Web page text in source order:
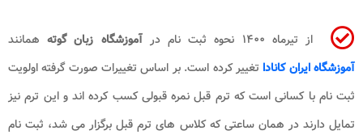
از تیرماه ۱۴۰۰ نحوه ثبت نام در آموزشگاه زبان گوته همانند
آموزشگاه ایران کانادا تغییر کرده است. بر اساس تغییرات صورت گرفته اولویت
ثبت نام با کسانی است که ترم قبل نمره قبولی کسب کرده اند و این ترم نیز
تمایل دارند در همان ساعتی که کلاس های ترم قبل برگزار می شد، ثبت نام